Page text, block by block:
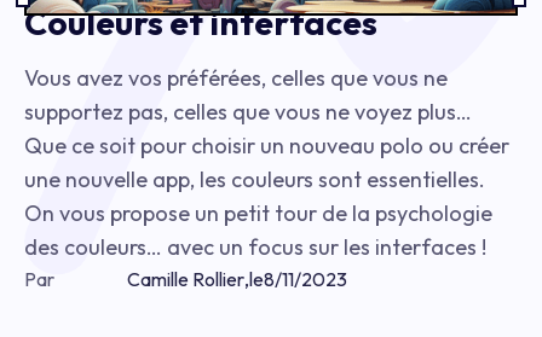
Couleurs et interfaces
Vous avez vos préférées, celles que vous ne
supportez pas, celles que vous ne voyez plus…
Que ce soit pour choisir un nouveau polo ou créer
une nouvelle app, les couleurs sont essentielles.
On vous propose un petit tour de la psychologie
des couleurs… avec un focus sur les interfaces !
Par Camille Rollier,le8/11/2023